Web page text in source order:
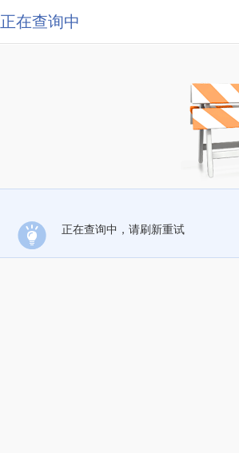
正在查询中
正在查询中，请刷新重试